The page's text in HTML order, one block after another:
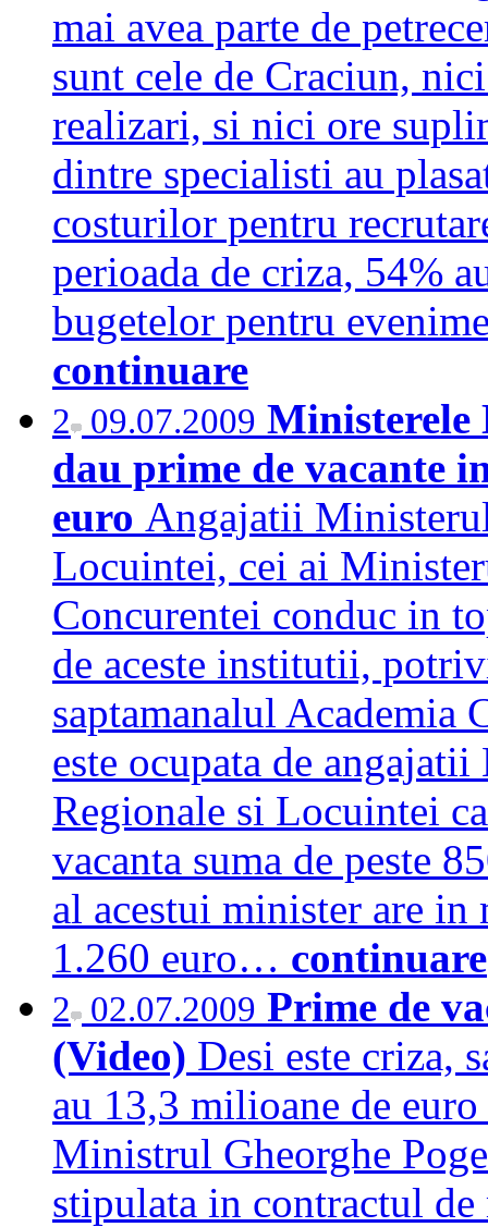
mai avea parte de
sunt cele de Craciun,
realizari, si nici ore
dintre specialisti au
costurilor pentru
perioada de criza, 54%
bugetelor pentru
continuare
2 09.07.2009
dau prime de vacante
euro Angajatii
Locuintei, cei ai
Concurentei conduc in
de aceste institutii,
saptamanalul Academia
este ocupata de
Regionale si Locuintei
vacanta suma de peste
al acestui minister are in
1.260 euro… continuare
2 02.07.2009 Prime de
(Video) Desi este criza,
au 13,3 milioane de
Ministrul Gheorghe
stipulata in contractul